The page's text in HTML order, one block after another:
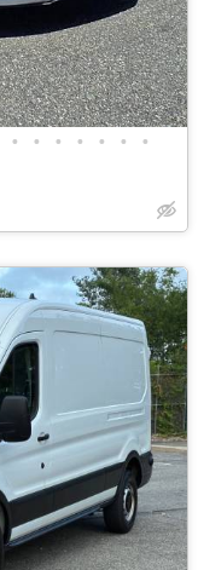
• • • • • • •